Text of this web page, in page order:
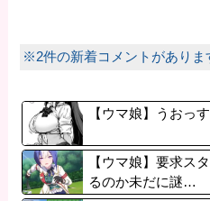
※2件の新着コメントがありま
【ウマ娘】うおっ
【ウマ娘】要求ス
るのか未だに謎…